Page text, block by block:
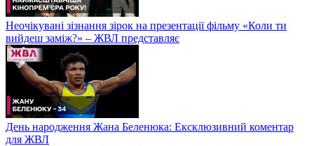
Неочікувані зізнання зірок на презентації фільму «Коли ти
вийдеш заміж?» – ЖВЛ представляє
День народження Жана Беленюка: Ексклюзивний коментар
для ЖВЛ